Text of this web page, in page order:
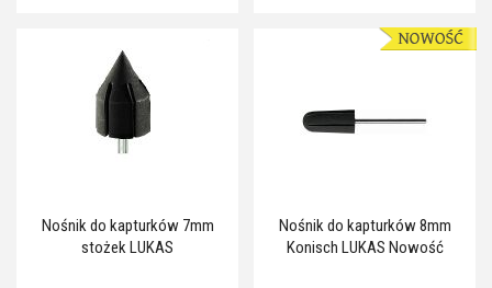
Nośnik do kapturków 7mm
stożek LUKAS
Nośnik do kapturków 8mm
Konisch LUKAS Nowość